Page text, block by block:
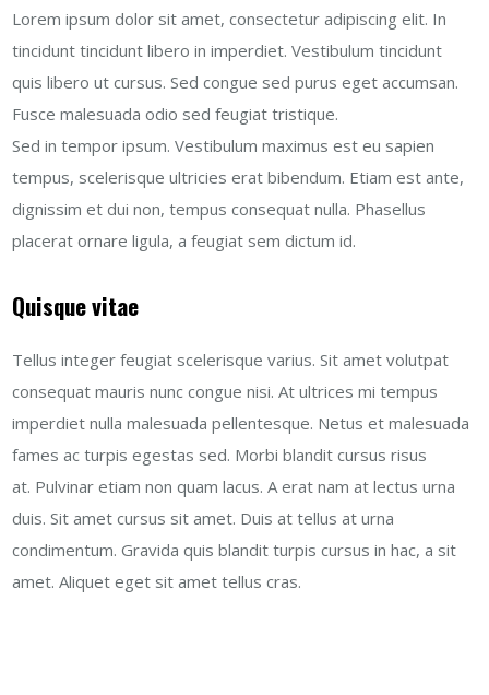
Lorem ipsum dolor sit amet, consectetur adipiscing elit. In
tincidunt tincidunt liberoin imperdiet. Vestibulum tincidunt
quis libero ut cursus. Sed congue sed purus eget accumsan.
Fusce malesuada odio sed feugiat tristique.
Sed in tempor ipsum. Vestibulum maximus est eu sapien
tempus, scelerisque ultricies erat bibendum. Etiam est ante,
dignissim et dui non, tempus consequat nulla. Phasellus
placerat ornare ligula, a feugiat sem dictum id.
Quisque vitae
Tellus integer feugiat scelerisque varius. Sit amet volutpat
consequat mauris nunc congue nisi. At ultrices mi tempus
imperdiet nulla malesuada pellentesque. Netus et malesuada
fames ac turpis egestas sed. Morbi blandit cursus risus
at. Pulvinar etiam non quam lacus. A erat nam at lectus urna
duis. Sit amet cursus sit amet. Duis at tellus at urna
condimentum. Gravida quis blandit turpis cursus in hac, a sit
amet. Aliquet eget sit amet tellus cras.